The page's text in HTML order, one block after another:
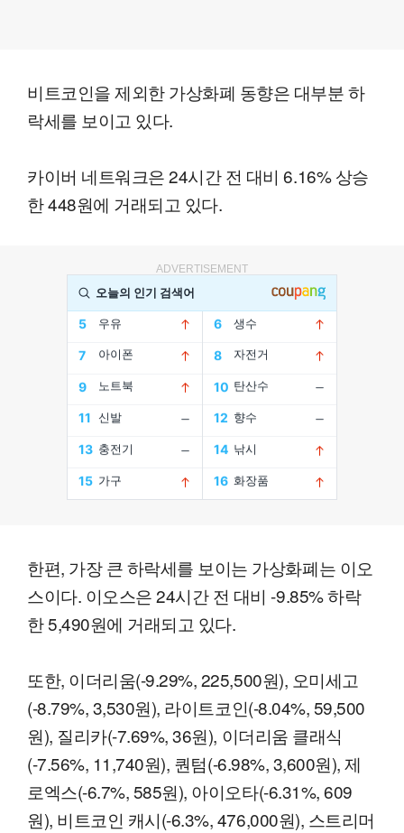
비트코인을 제외한 가상화폐 동향은 대부분 하
락세를 보이고 있다.
카이버 네트워크은 24시간 전 대비 6.16% 상승
한 448원에 거래되고 있다.
ADVERTISEMENT
한편, 가장 큰 하락세를 보이는 가상화폐는 이오
스이다. 이오스은 24시간 전 대비 -9.85% 하락
한 5,490원에 거래되고 있다.
또한, 이더리움(-9.29%, 225,500원), 오미세고
(-8.79%, 3,530원), 라이트코인(-8.04%, 59,500
원), 질리카(-7.69%, 36원), 이더리움 클래식
(-7.56%, 11,740원), 퀀텀(-6.98%, 3,600원), 제
로엑스(-6.7%, 585원), 아이오타(-6.31%, 609
원), 비트코인 캐시(-6.3%, 476,000원), 스트리머